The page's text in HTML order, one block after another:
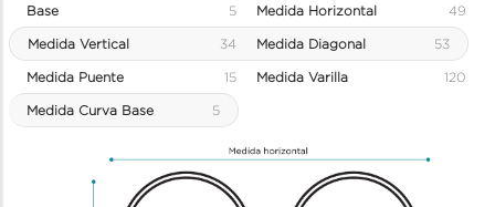
Base 5 Medida Horizontal 49
Medida Vertical 34 Medida Diagonal 53
Medida Puente 15 Medida Varilla 120
Medida Curva Base 5